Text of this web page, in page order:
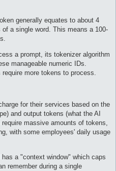
generally equates to about 4
a single word. This means a 100-
a prompt, its tokenizer algorithm
manageable numeric IDs.
more tokens to process.
for their services based on the
and output tokens (what the AI
massive amounts of tokens,
with some employees' daily usage
has a "context window" which caps
remember during a single